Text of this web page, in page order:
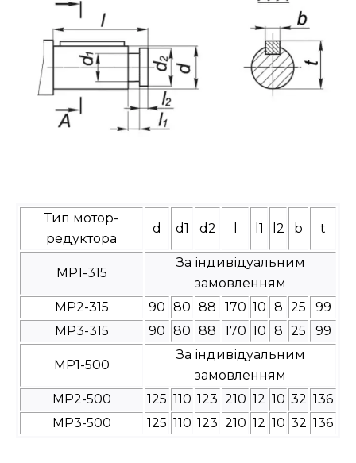
Тип мотор-
редуктора
d d1 d2 l1 l2 b t
МР1-315
За індивідуальним
замовленням
МР2-315
90 80 88 170 10 8 25
99
МР3-315
90 80 88 170 10 8 25 99
МР1-500
За індивідуальним
замовленням
МР2-500
125 110 123 210 12 10 32 136
МР3-500
125 110 123 210 12 10 32 136